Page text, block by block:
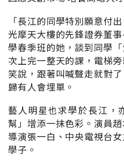
「長江的同學特別願意付
光摩天大樓的先鋒證券董
學春季班的她，談到同學
次上完一整天的課，電梯
笑說，跟著叫喊聲走就對
歸有人會埋單。
藝人明星也求學於長江，
幫」增添一抹色彩。演員
導演張一白、中央電視台
學子。